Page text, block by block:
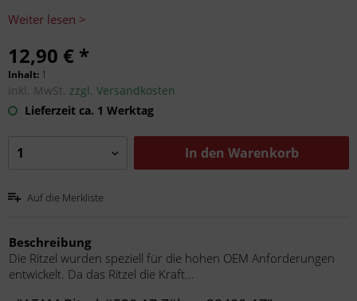
Weiter lesen >
12,90 € *
Inhalt: 1
inkl. MwSt. zzgl. Versandkosten
Lieferzeit ca. 1 Werktag
In den Warenkorb
Auf die Merkliste
Beschreibung
Die Ritzel wurden speziell für die hohen OEM Anforderungen
entwickelt. Da das Ritzel die Kraft...